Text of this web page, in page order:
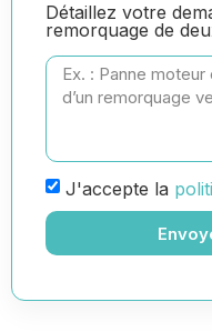
Détaillez votre
remorquage de
J'accepte la